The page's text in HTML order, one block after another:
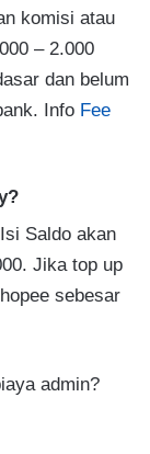
komisi atau
– 2.000
dan belum
Info Fee
Saldo akan
Jika top up
sebesar
admin?